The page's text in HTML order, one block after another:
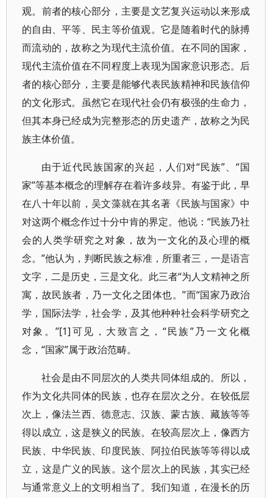
观。前者的核心部分，主要是文艺复兴运动以来形成
的自由、平等、民主等价值观。它是随着时代的脉搏
而流动的，故称之为现代主流价值。在不同的国家，
现代主流价值在不同程度上表现为国家意识形态。后
者的核心部分，主要是能够代表民族精神和民族信仰
的文化形式。虽然它在现代社会仍有极强的生命力，
但其本身已经成为完整形态的历史遗产，故称之为民
族主体价值。
由于近代民族国家的兴起，人们对“民族”、“国
家”等基本概念的理解存在着许多歧异。有鉴于此，早
在八十年以前，吴文藻就在其名著《民族与国家》中
对这两个概念作过十分中肯的界定。他说：“民族乃社
会的人类学研究之对象，故为一文化的及心理的概
念。”他认为，判断民族之标准，所重者三，一是语言
文字，二是历史，三是文化。此三者“为人文精神之所
寓，故民族者，乃一文化之团体也。”而“国家乃政治
学，国际法学，社会学，及其他种种社会科学研究之
对象。”[1]可见，大致言之，“民族”乃一文化概
念，“国家”属于政治范畴。
社会是由不同层次的人类共同体组成的。所以，
作为文化共同体的民族，也存在层次之分。在较低层
次上，像法兰西、德意志、汉族、蒙古族、藏族等等
得以成立，这是狭义的民族。在较高层次上，像西方
民族、中华民族、印度民族、阿拉伯民族等等得以成
立，这是广义的民族。这个层次上的民族，其实已经
与通常意义上的文明相当了。我们知道，在漫长的历